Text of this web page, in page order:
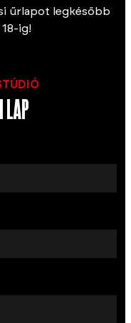
űrlapot legkésőbb
ig!